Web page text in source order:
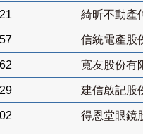
綺昕不動產
信統電產股
寬友股份有
建信啟記股
得恩堂眼鏡